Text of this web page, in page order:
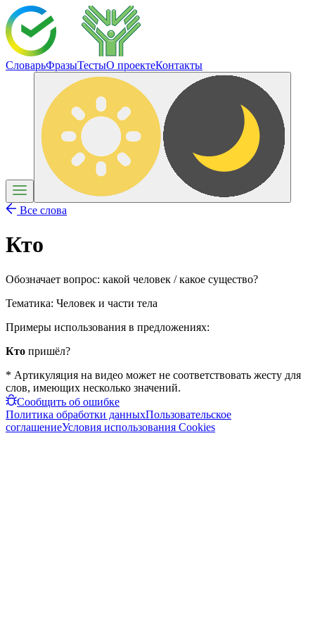
СловарьФразыТестыО проектеКонтакты
Все слова
Кто
Обозначает вопрос: какой человек / какое существо?
Тематика: Человек и части тела
Примеры использования в предложениях:
Кто пришёл?
* Артикуляция на видео может не соответствовать жесту для
слов, имеющих несколько значений.
Сообщить об ошибке
Политика обработки данныхПользовательское
соглашениеУсловия использования Cookies